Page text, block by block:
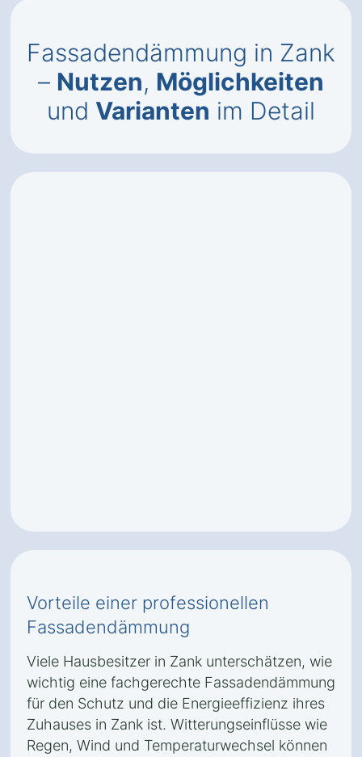
Fassadendämmung in Zank
– Nutzen, Möglichkeiten
und Varianten im Detail
Vorteile einer professionellen
Fassadendämmung
Viele Hausbesitzer in Zank unterschätzen, wie
wichtig eine fachgerechte Fassadendämmung
für den Schutz und die Energieeffizienz ihres
Zuhauses in Zank ist. Witterungseinflüsse wie
Regen, Wind und Temperaturwechsel können